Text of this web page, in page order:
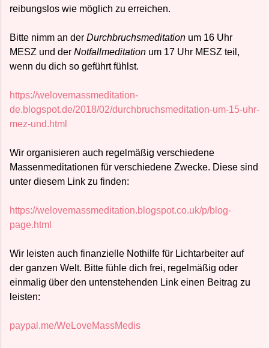
reibungslos wie möglich zu erreichen.
Bitte nimm an der Durchbruchsmeditation um 16 Uhr
MESZ und der Notfallmeditation um 17 Uhr MESZ teil,
wenn du dich so geführt fühlst.
https://welovemassmeditation-
de.blogspot.de/2018/02/durchbruchsmeditation-um-15-uhr-
mez-und.html
Wir organisieren auch regelmäßig verschiedene
Massenmeditationen für verschiedene Zwecke. Diese sind
unter diesem Link zu finden:
https://welovemassmeditation.blogspot.co.uk/p/blog-
page.html
Wir leisten auch finanzielle Nothilfe für Lichtarbeiter auf
der ganzen Welt. Bitte fühle dich frei, regelmäßig oder
einmalig über den untenstehenden Link einen Beitrag zu
leisten:
paypal.me/WeLoveMassMedis